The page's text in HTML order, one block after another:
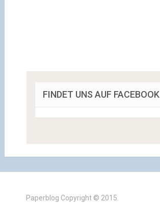
FINDET UNS AUF FACEBOOK
Paperblog Copyright © 2015.